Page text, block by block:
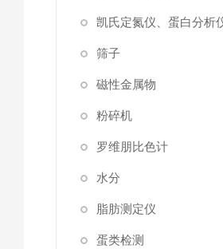
凯氏定氮仪、蛋白分析
筛子
磁性金属物
粉碎机
罗维朋比色计
水分
脂肪测定仪
蛋类检测